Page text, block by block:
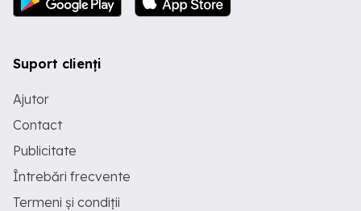
Suport clienți
Ajutor
Contact
Publicitate
Întrebări frecvente
Termeni și condiții